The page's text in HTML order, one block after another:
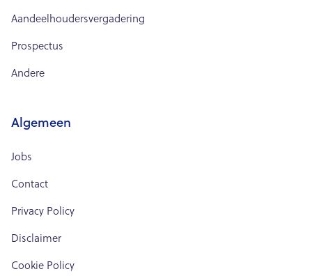
Aandeelhoudersvergadering
Prospectus
Andere
Algemeen
Jobs
Contact
Privacy Policy
Disclaimer
Cookie Policy